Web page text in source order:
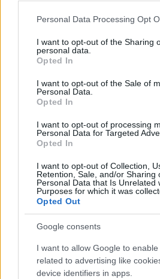
Please note that this website/app
not limited to your visit or usage
grant or deny consent to Google and
use your data for below specified
consent section.
Personal Data Processing Opt
I want to opt-out of the Sharing
personal data.
Opted In
I want to opt-out of the Sale of
Personal Data.
Opted In
I want to opt-out of processing
Personal Data for Targeted
Opted In
I want to opt-out of Collection,
Retention, Sale, and/or Sharing
Personal Data that Is Unrelated
Purposes for which it was
Opted Out
Google consents
I want to allow Google to
related to advertising like
device identifiers in apps.
hibázott és elásta az autóját
eset miatt biztonsági autós
érvénybe.
A futam a 10. körben indult
próbálta megőrizni a
mert köztudott, hogy a
nagyon nehéz előzni.
Caldwelltől láthattunk egy-
hátsó régiójában, az élen
A 20. körben Daruvala meg